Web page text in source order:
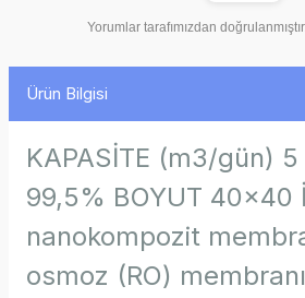
Yorumlar tarafımızdan
Ürün Bilgisi
KAPASİTE (m3/gün) 5
99,5% BOYUT 40x40
nanokompozit
osmoz (RO)